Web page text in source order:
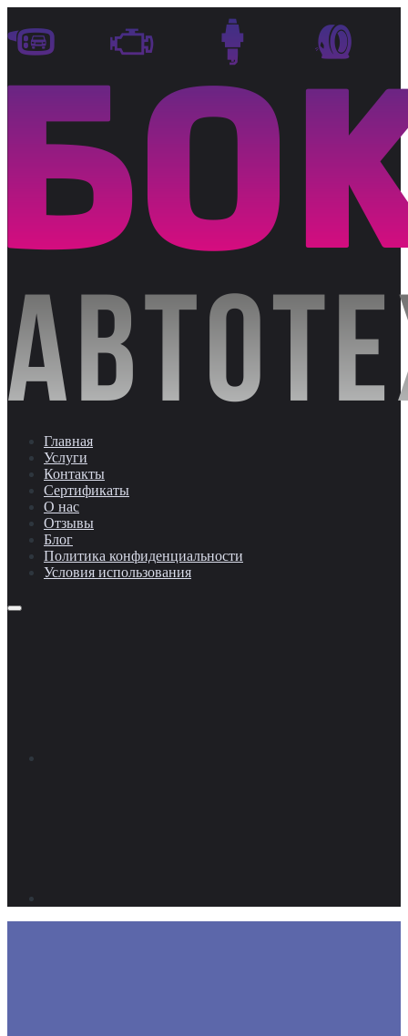
Главная
Услуги
Контакты
Сертификаты
О нас
Отзывы
Блог
Политика конфиденциальности
Условия использования